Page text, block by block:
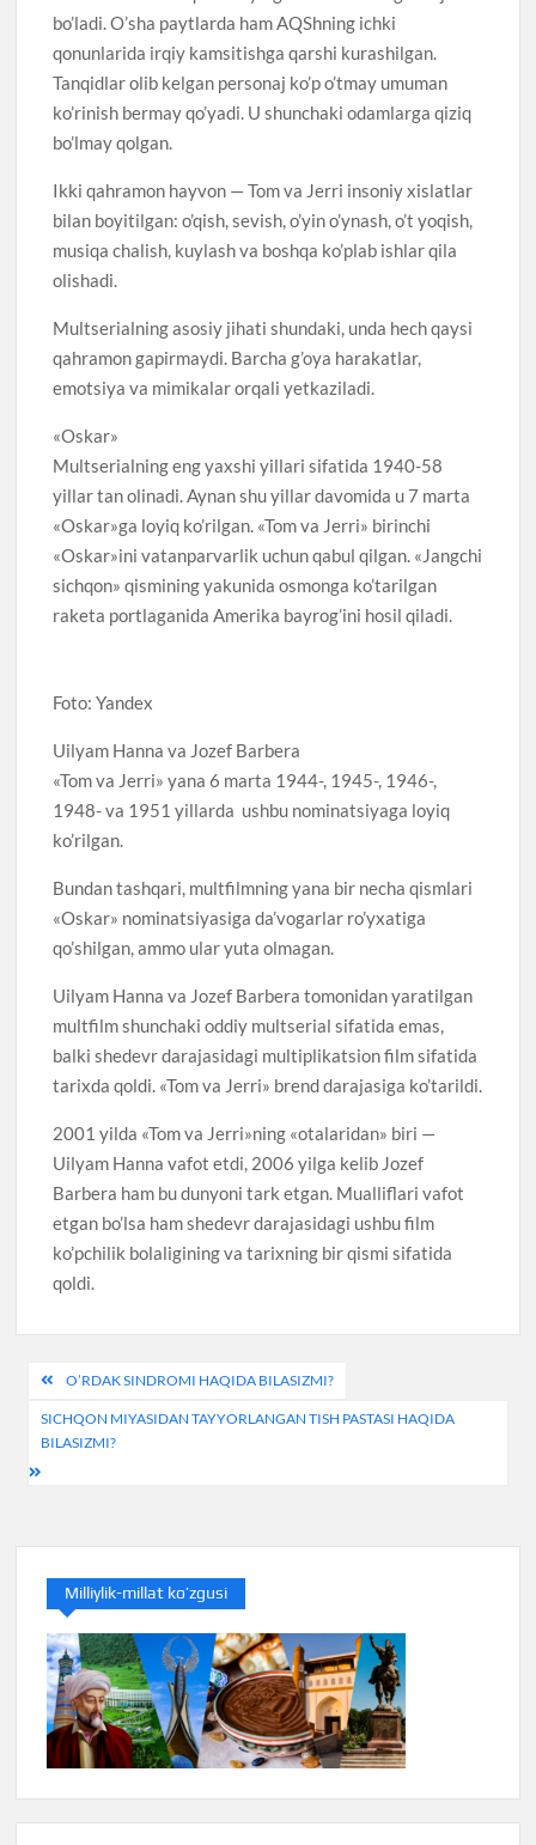
bo’ladi. O’sha paytlarda ham AQShning ichki
qonunlarida irqiy kamsitishga qarshi kurashilgan.
Tanqidlar olib kelgan personaj ko’p o’tmay umuman
ko’rinish bermay qo’yadi. U shunchaki odamlarga qiziq
bo’lmay qolgan.
Ikki qahramon hayvon — Tom va Jerri insoniy xislatlar
bilan boyitilgan: o’qish, sevish, o’yin o’ynash, o’t yoqish,
musiqa chalish, kuylash va boshqa ko’plab ishlar qila
olishadi.
Multserialning asosiy jihati shundaki, unda hech qaysi
qahramon gapirmaydi. Barcha g’oya harakatlar,
emotsiya va mimikalar orqali yetkaziladi.
«Oskar»
Multserialning eng yaxshi yillari sifatida 1940-58
yillar tan olinadi. Aynan shu yillar davomida u 7 marta
«Oskar»ga loyiq ko’rilgan. «Tom va Jerri» birinchi
«Oskar»ini vatanparvarlik uchun qabul qilgan. «Jangchi
sichqon» qismining yakunida osmonga ko’tarilgan
raketa portlaganida Amerika bayrog’ini hosil qiladi.
Foto: Yandex
Uilyam Hanna va Jozef Barbera
«Tom va Jerri» yana 6 marta 1944-, 1945-, 1946-,
1948- va 1951 yillarda ushbu nominatsiyaga loyiq
ko’rilgan.
Bundan tashqari, multfilmning yana bir necha qismlari
«Oskar» nominatsiyasiga da’vogarlar ro’yxatiga
qo’shilgan, ammo ular yuta olmagan.
Uilyam Hanna va Jozef Barbera tomonidan yaratilgan
multfilm shunchaki oddiy multserial sifatida emas,
balki shedevr darajasidagi multiplikatsion film sifatida
tarixda qoldi. «Tom va Jerri» brend darajasiga ko’tarildi.
2001 yilda «Tom va Jerri»ning «otalaridan» biri —
Uilyam Hanna vafot etdi, 2006 yilga kelib Jozef
Barbera ham bu dunyoni tark etgan. Mualliflari vafot
etgan bo’lsa ham shedevr darajasidagi ushbu film
ko’pchilik bolaligining va tarixning bir qismi sifatida
qoldi.
Post
menyusi
O’RDAK SINDROMI HAQIDA BILASIZMI?
SICHQON MIYASIDAN TAYYORLANGAN TISH PASTASI HAQIDA
BILASIZMI?
Milliylik-millat ko’zgusi